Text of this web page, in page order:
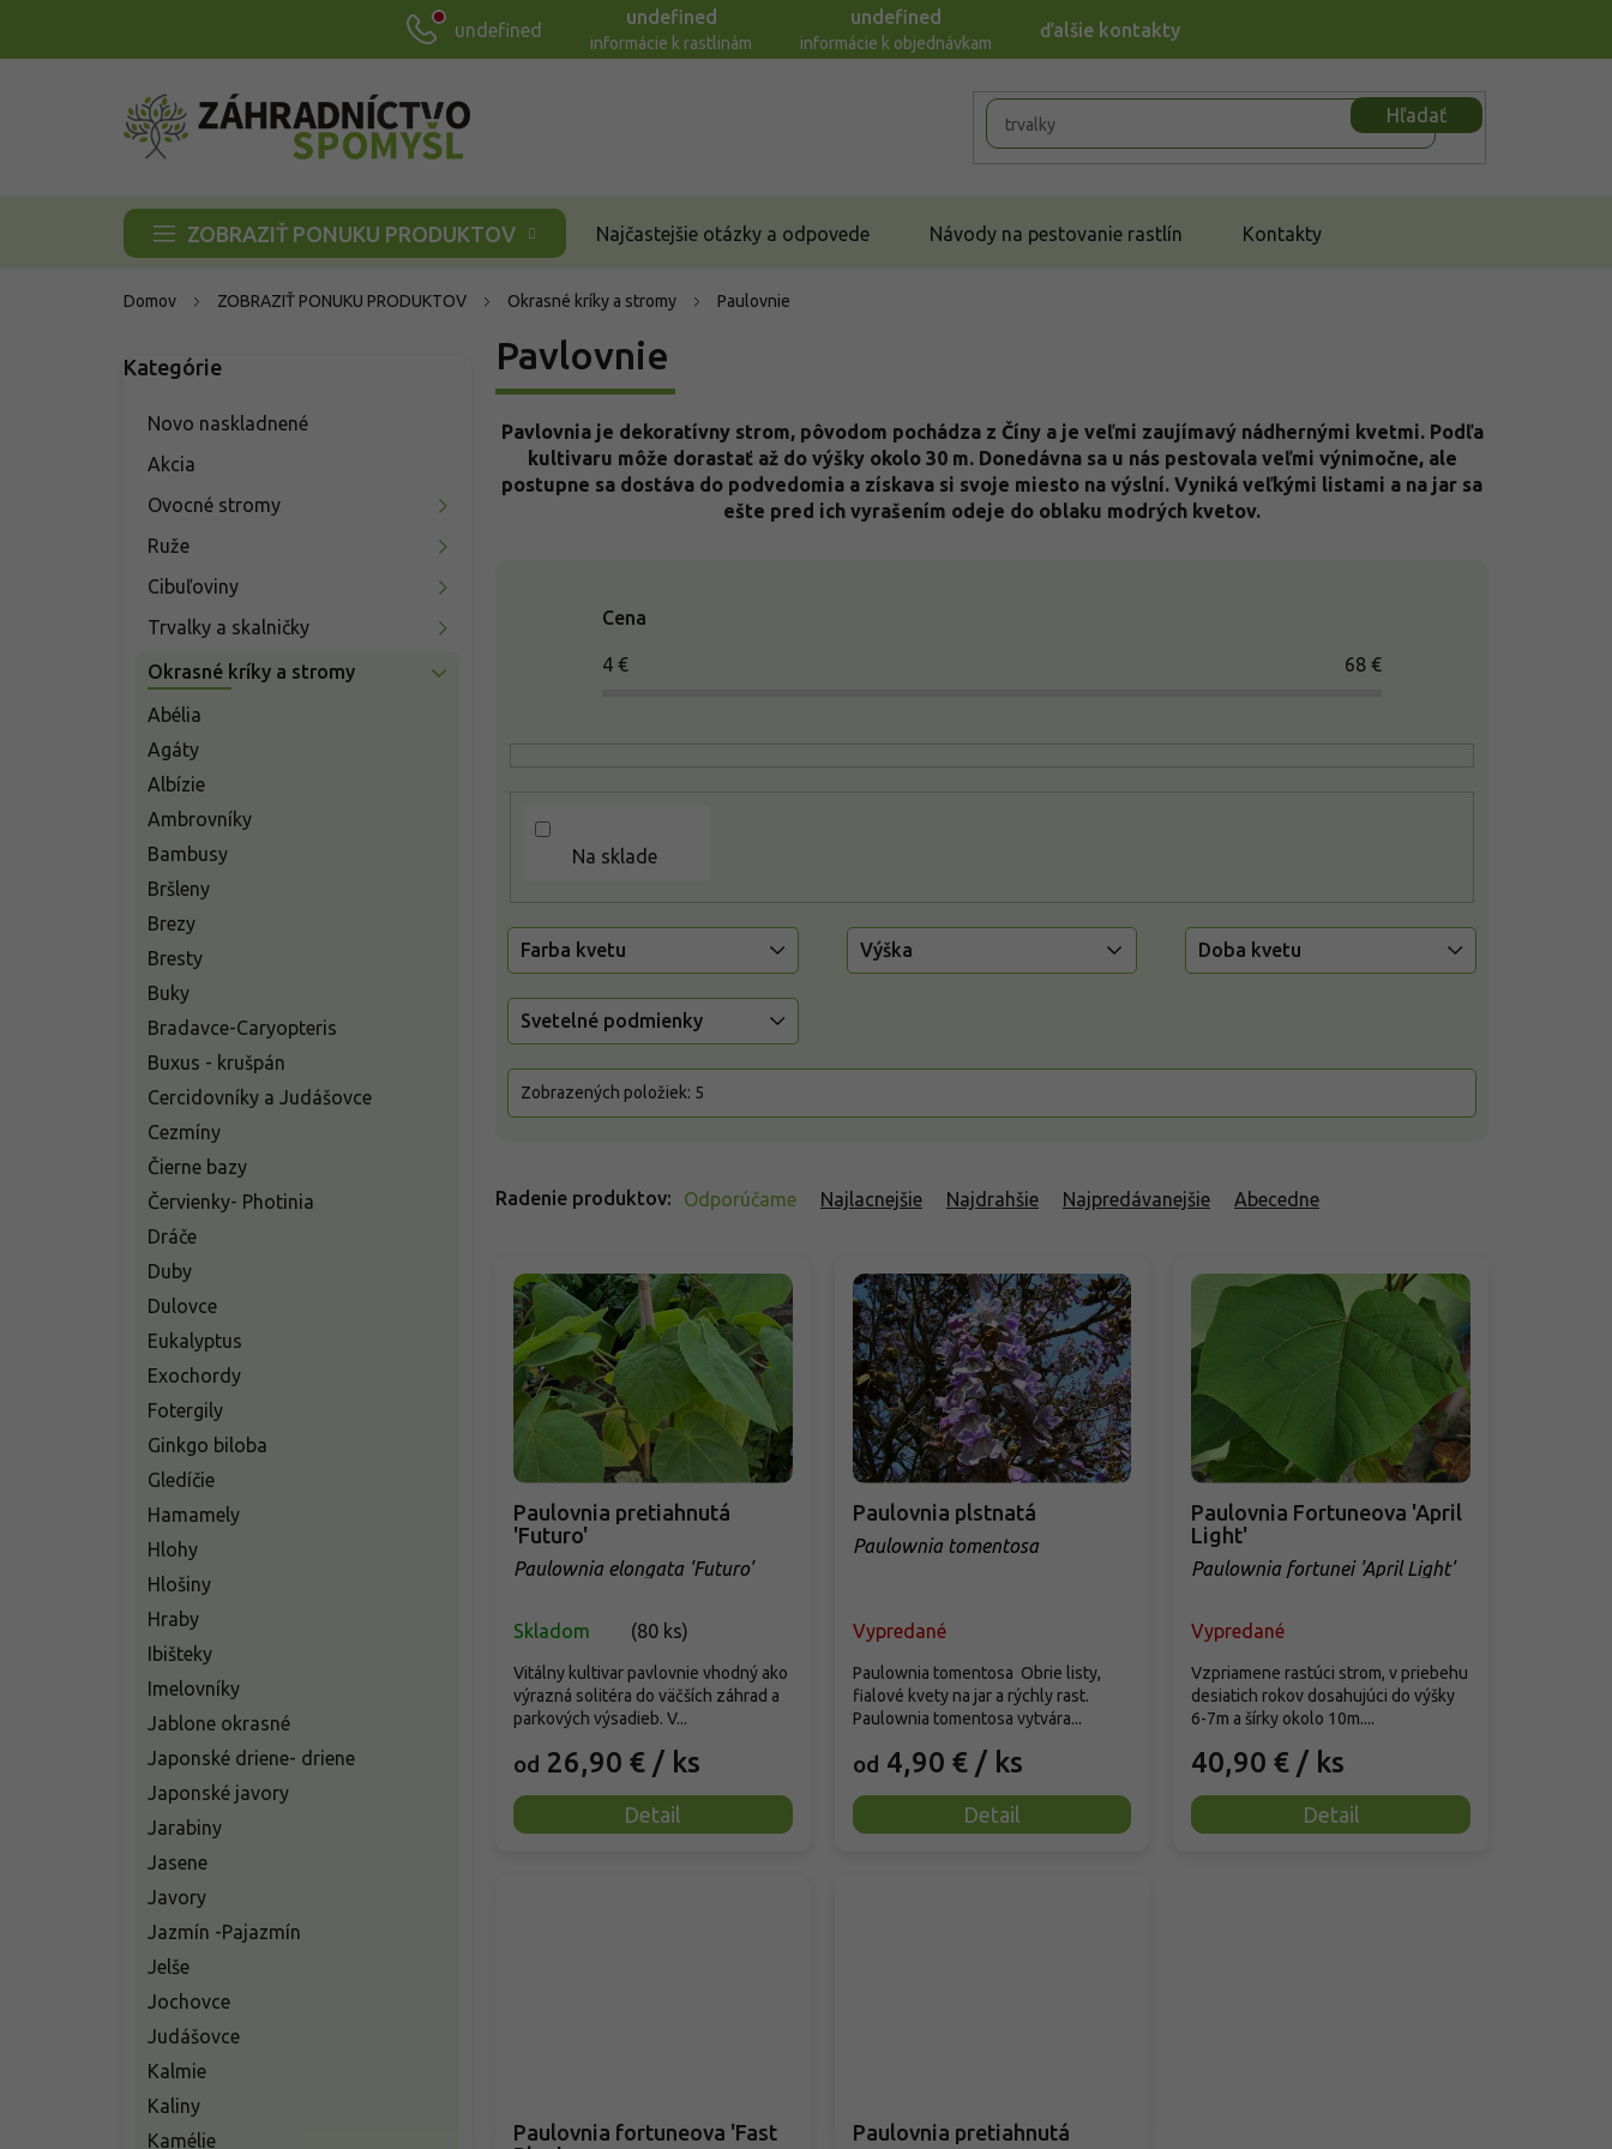
obsah
undefined
undefined
informácie k rastlinám
undefined
informácie k objednávkam
ďalšie kontakty
Hľadať
ZOBRAZIŤ PONUKU PRODUKTOV Najčastejšie otázky a odpovede Návody na pestovanie rastlín Kontakty
Domov ZOBRAZIŤ PONUKU PRODUKTOV Okrasné kríky a stromy Paulovnie
o
Preskočiť
Kategórie
Novo naskladnené
Akcia
Ovocné stromy
Ruže
Cibuľoviny
Trvalky a skalničky
Okrasné kríky a stromy
Abélia
Agáty
Albízie
Ambrovníky
Bambusy
Bršleny
Brezy
Bresty
Buky
Bradavce-Caryopteris
Buxus - krušpán
Cercidovníky a Judášovce
Cezmíny
Čierne bazy
Červienky- Photinia
Dráče
Duby
Dulovce
Eukalyptus
Exochordy
Fotergily
Ginkgo biloba
Gledíčie
Hamamely
Hlohy
Hlošiny
Hraby
Ibišteky
Imelovníky
Jablone okrasné
Japonské driene- driene
Japonské javory
Jarabiny
Jasene
Javory
Jazmín -Pajazmín
Jelše
Jochovce
Judášovce
Kalmie
Kaliny
Kamélie
Pavlovnie
Pavlovnia je dekoratívny strom, pôvodom pochádza z Číny a je veľmi zaujímavý nádhernými kvetmi. Podľa
kultivaru môže dorastať až do výšky okolo 30 m. Donedávna sa u nás pestovala veľmi výnimočne, ale
postupne sa dostáva do podvedomia a získava si svoje miesto na výslní. Vyniká veľkými listami a na jar sa
ešte pred ich vyrašením odeje do oblaku modrých kvetov.
Radenie produktov Odporúčame Najlacnejšie Najdrahšie Najpredávanejšie Abecedne
Cena
4 € 68 €
Na sklade
Farba kvetu Výška Doba kvetu
Svetelné podmienky
Zobrazených položiek: 5
Paulovnia pretiahnutá
'Futuro'
Paulownia elongata 'Futuro'
Skladom (80 ks)
od 26,90 € / ks
Detail
Vitálny kultivar pavlovnie vhodný ako
výrazná solitéra do väčších záhrad a
parkových výsadieb. V...
Paulovnia plstnatá
Paulownia tomentosa
Vypredané
od 4,90 € / ks
Detail
Paulownia tomentosa Obrie listy,
fialové kvety na jar a rýchly rast.
Paulownia tomentosa vytvára...
Paulovnia Fortuneova 'April
Light'
Paulownia fortunei 'April Light'
Vypredané
40,90 € / ks
Detail
Vzpriamene rastúci strom, v priebehu
desiatich rokov dosahujúci do výšky
6-7m a šírky okolo 10m....
Paulovnia fortuneova 'Fast
Paulovnia pretiahnutá